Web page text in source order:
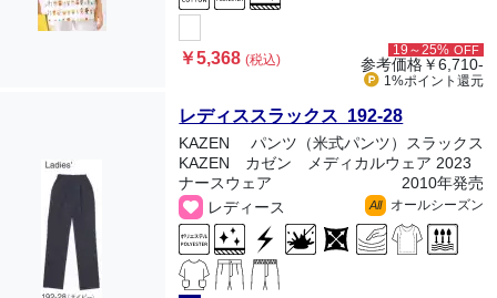
￥5,368(税込)
19～25% OFF
参考価格￥6,710-
1%ポイント 還元
レディススラックス 192-28
KAZEN
パンツ（米式パンツ）スラックス
KAZEN カゼン メディカルウェア 2023
ナースウェア
2010年発売
レディース
All オールシーズン